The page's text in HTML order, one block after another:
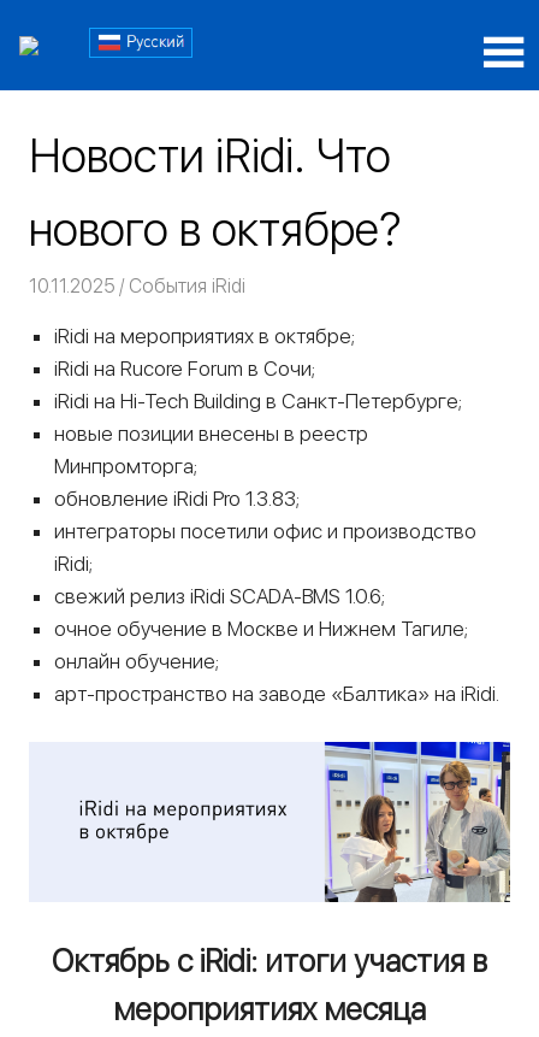
содержимому
Блог
Новости iRidi. Что
нового в октябре?
10.11.2025 Команда iRidium mobile
События iRidi
iRidi на мероприятиях в октябре;
iRidi на Rucore Forum в Сочи;
iRidi на Hi-Tech Building в Санкт-Петербурге;
новые позиции внесены в реестр
Минпромторга;
обновление iRidi Pro 1.3.83;
интеграторы посетили офис и производство
iRidi;
свежий релиз iRidi SCADA-BMS 1.0.6;
очное обучение в Москве и Нижнем Тагиле;
онлайн обучение;
арт-пространство на заводе «Балтика» на iRidi.
Октябрь с iRidi: итоги участия в
мероприятиях месяца